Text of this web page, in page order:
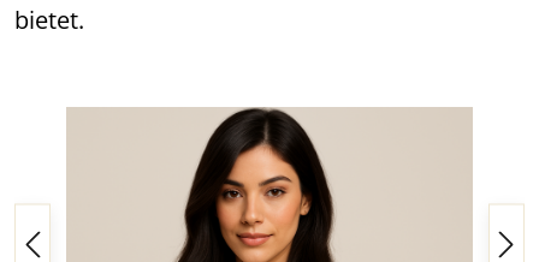
bietet.
Bildergalerie überspringen